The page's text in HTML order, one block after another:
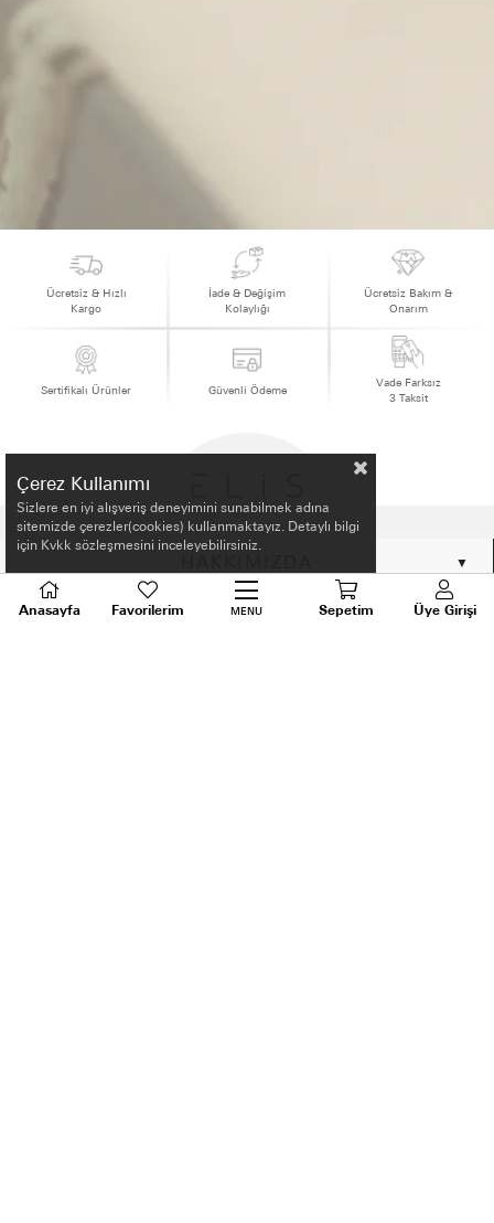
Ücretsiz & Hızlı
Kargo
İade & Değişim
Kolaylığı
Ücretsiz Bakım &
Onarım
Sertifikalı Ürünler Güvenli Ödeme
Vade Farksız
3 Taksit
ALIŞVERİŞ BİLGİLERİ
Çerez Kullanımı
Sizlere en iyi alışveriş deneyimini sunabilmek adına
sitemizde çerezler(cookies) kullanmaktayız. Detaylı bilgi
için Kvkk sözleşmesini inceleyebilirsiniz.
Anasayfa Favorilerim MENU Sepetim Üye Girişi